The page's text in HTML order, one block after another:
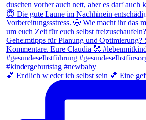
💕 Endlich wieder ich selbst sein 💕 Eine gef